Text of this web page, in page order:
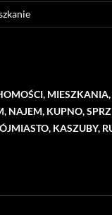
NAJEM, KUPNO,
KASZUBY,